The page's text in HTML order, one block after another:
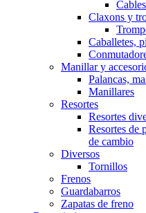
Claxons y
Caballetes,
Manillar y
Palancas,
Manillares
Resortes
Resortes
Resortes de
de cambio
Diversos
Tornillos
Frenos
Guardabarros
Zapatas de freno